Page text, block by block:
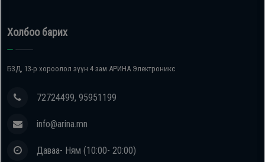
Холбоо барих
БЗД, 13-р хороолол зүүн 4 зам АРИНА Электроникс
72724499, 95951199
info@arina.mn
Даваа- Ням (10:00- 20:00)